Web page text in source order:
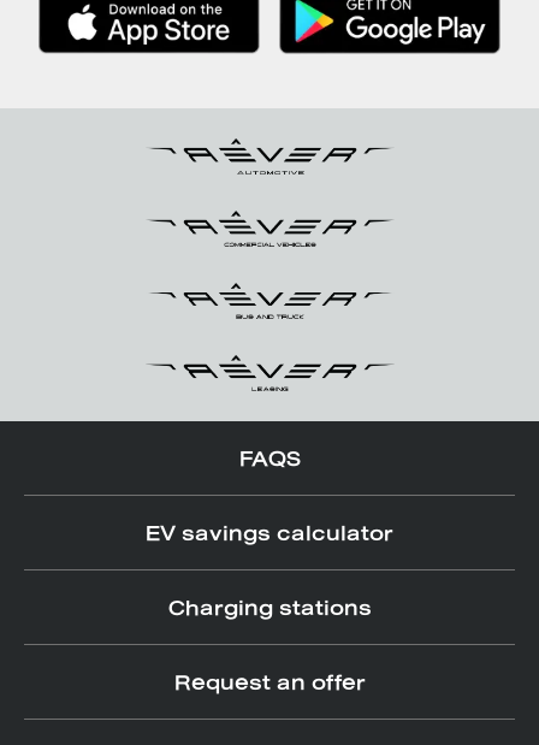
FAQS
EV savings calculator
Charging stations
Request an offer